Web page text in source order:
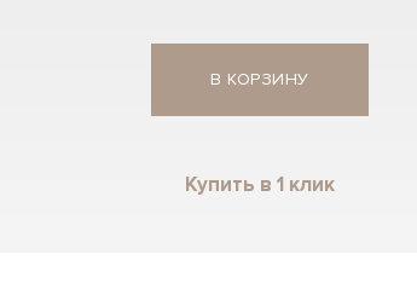
В КОРЗИНУ
Купить в 1 клик